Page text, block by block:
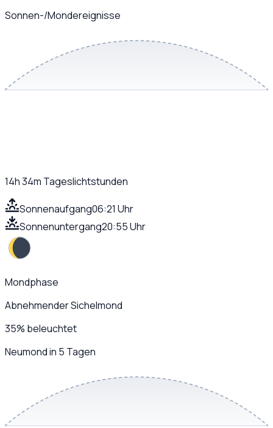
Sonnen-/Mondereignisse
14h 34m Tageslichtstunden
Sonnenaufgang06:21 Uhr
Sonnenuntergang20:55 Uhr
Mondphase
Abnehmender Sichelmond
35% beleuchtet
Neumond in 5 Tagen